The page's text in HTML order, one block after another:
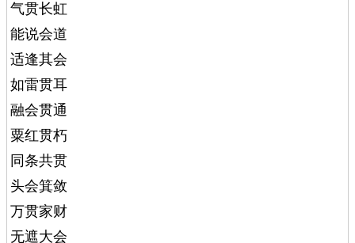
气贯长虹
能说会道
适逢其会
如雷贯耳
融会贯通
粟红贯朽
同条共贯
头会箕敛
万贯家财
无遮大会